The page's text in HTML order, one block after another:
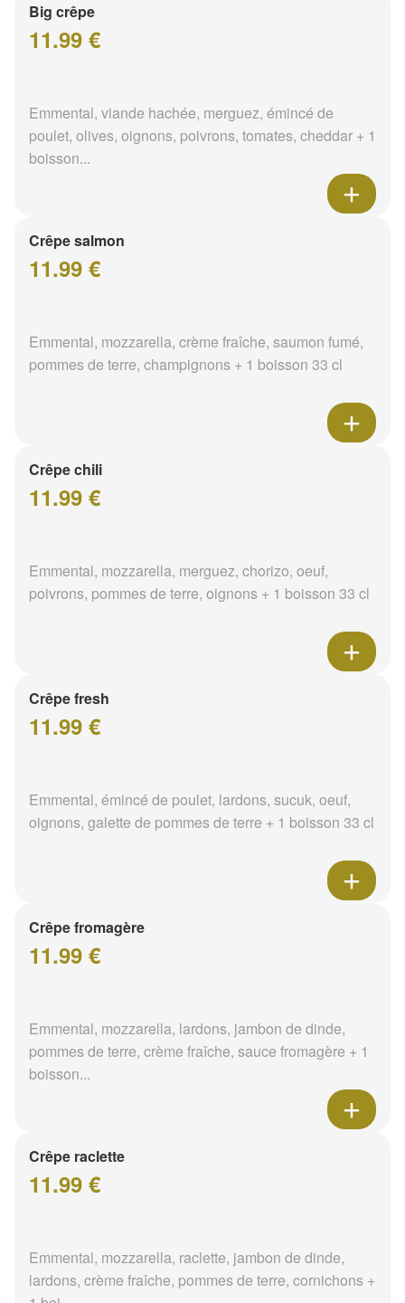
Big crêpe
11.99 €
Emmental, viande hachée, merguez, émincé de
poulet, olives, oignons, poivrons, tomates, cheddar + 1
boisson...
Crêpe salmon
11.99 €
Emmental, mozzarella, crème fraîche, saumon fumé,
pommes de terre, champignons + 1 boisson 33 cl
Crêpe chili
11.99 €
Emmental, mozzarella, merguez, chorizo, oeuf,
poivrons, pommes de terre, oignons + 1 boisson 33 cl
Crêpe fresh
11.99 €
Emmental, émincé de poulet, lardons, sucuk, oeuf,
oignons, galette de pommes de terre + 1 boisson 33 cl
Crêpe fromagère
11.99 €
Emmental, mozzarella, lardons, jambon de dinde,
pommes de terre, crème fraîche, sauce fromagère + 1
boisson...
Crêpe raclette
11.99 €
Emmental, mozzarella, raclette, jambon de dinde,
lardons, crème fraîche, pommes de terre, cornichons +